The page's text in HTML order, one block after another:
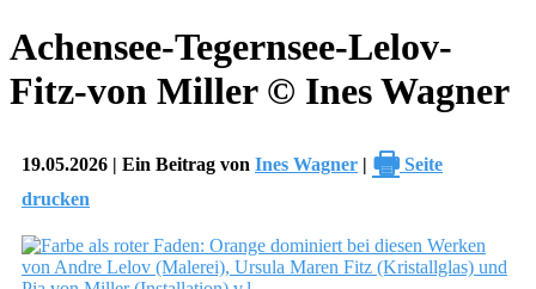
Achensee-Tegernsee-Lelov-
Fitz-von Miller © Ines Wagner
19.05.2026 | Ein Beitrag von Ines Wagner | 🖶 Seite
drucken